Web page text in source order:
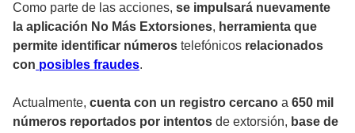
Como parte de las acciones, se impulsará nuevamente
la aplicación No Más Extorsiones, herramienta que
permite identificar números telefónicos relacionados
con posibles fraudes.
Actualmente, cuenta con un registro cercano a 650 mil
números reportados por intentos de extorsión, base de